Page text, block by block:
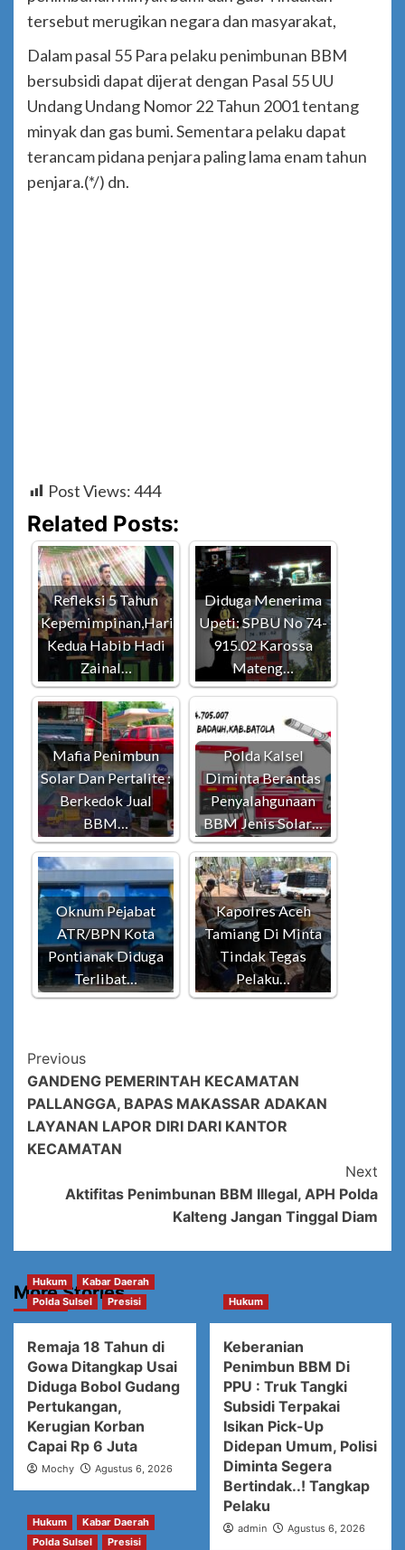
tersebut merugikan negara dan masyarakat,
Dalam pasal 55 Para pelaku penimbunan BBM
bersubsidi dapat dijerat dengan Pasal 55 UU
Undang Undang Nomor 22 Tahun 2001 tentang
minyak dan gas bumi. Sementara pelaku dapat
terancam pidana penjara paling lama enam tahun
penjara.(*/) dn.
Post Views:444
Related Posts:
Refleksi 5 Tahun
Kepemimpinan,Hari
Kedua Habib Hadi
Zainal…
Diduga Menerima
Upeti: SPBU No 74-
915.02 Karossa
Mateng…
Mafia Penimbun
Solar Dan Pertalite :
Berkedok Jual
BBM…
Polda Kalsel
Diminta Berantas
Penyalahgunaan
BBM Jenis Solar…
Oknum Pejabat
ATR/BPN Kota
Pontianak Diduga
Terlibat…
Kapolres Aceh
Tamiang Di Minta
Tindak Tegas
Pelaku…
Post
Navigation
Previous
GANDENG PEMERINTAH KECAMATAN
PALLANGGA, BAPAS MAKASSAR ADAKAN
LAYANAN LAPOR DIRI DARI KANTOR
KECAMATAN
Next
Aktifitas Penimbunan BBM Illegal, APH Polda
Kalteng Jangan Tinggal Diam
More Stories
Hukum
Kabar Daerah
Polda Sulsel
Presisi
Remaja 18 Tahun di
Gowa Ditangkap Usai
Diduga Bobol Gudang
Pertukangan,
Kerugian Korban
Capai Rp 6 Juta
Mochy Agustus 6, 2026
Hukum
Keberanian
Penimbun BBM Di
PPU : Truk Tangki
Subsidi Terpakai
Isikan Pick-Up
Didepan Umum, Polisi
Diminta Segera
Bertindak..! Tangkap
Pelaku
admin Agustus 6, 2026
Hukum
Kabar Daerah
Polda Sulsel
Presisi